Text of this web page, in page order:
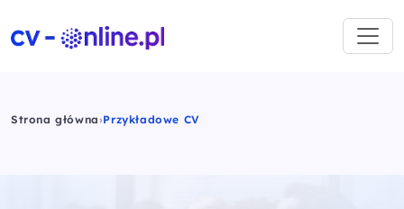
Strona główna›Przykładowe CV